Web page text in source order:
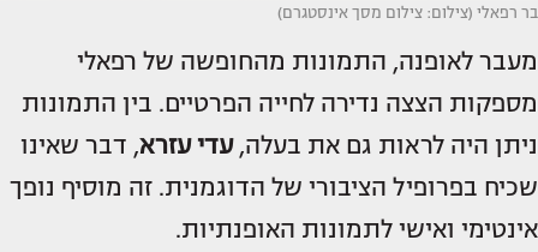
בר רפאלי (צילום: צילום מסך אינסטגרם)
מעבר לאופנה, התמונות מהחופשה של רפאלי
מספקות הצצה נדירה לחייה הפרטיים. בין התמונות
ניתן היה לראות גם את בעלה,עדי עזרא, דבר שאינו
שכיח בפרופיל הציבורי של הדוגמנית. זה מוסיף נופך
אינטימי ואישי לתמונות האופנתיות.